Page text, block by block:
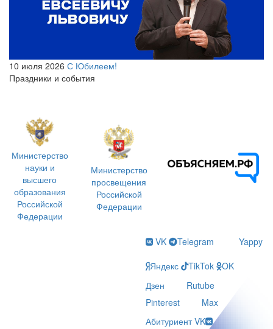
10 июля 2026 С Юбилеем!
Праздники и события
Министерство
науки и
высшего
образования
Российской
Федерации
Министерство
просвещения
Российской
Федерации
VK Telegram
Yappy
Яндекс
TikTok
OK
Дзен
Rutube
Pinterest
Max
Абитуриент VK